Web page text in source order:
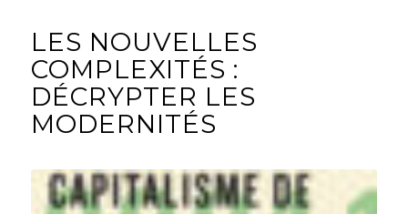
LES NOUVELLES
COMPLEXITÉS :
DÉCRYPTER LES
MODERNITÉS